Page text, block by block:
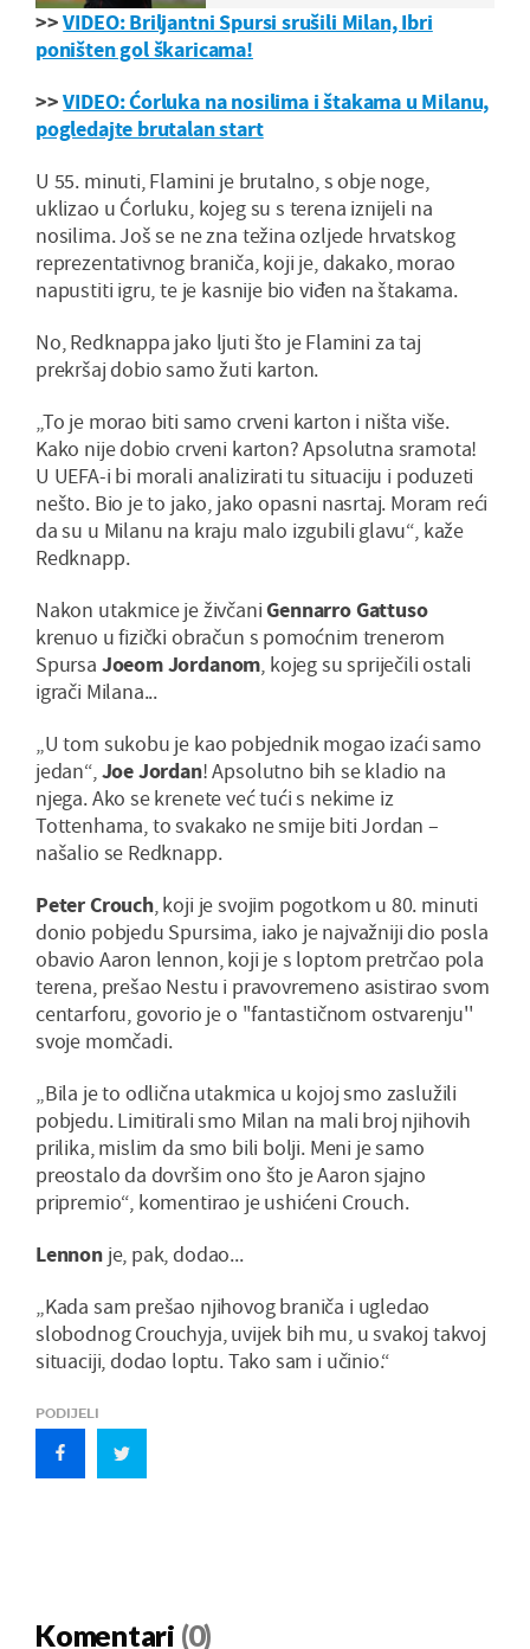
>>VIDEO: Briljantni Spursi srušili Milan, Ibri
poništen gol škaricama!
>>VIDEO: Ćorluka na nosilima i štakama u Milanu,
pogledajte brutalan start
U 55. minuti, Flamini je brutalno, s obje noge,
uklizao u Ćorluku, kojeg su s terena iznijeli na
nosilima. Još se ne zna težina ozljede hrvatskog
reprezentativnog braniča, koji je, dakako, morao
napustiti igru, te je kasnije bio viđen na štakama.
No, Redknappa jako ljuti što je Flamini za taj
prekršaj dobio samo žuti karton.
„To je morao biti samo crveni karton i ništa više.
Kako nije dobio crveni karton? Apsolutna sramota!
U UEFA-i bi morali analizirati tu situaciju i poduzeti
nešto. Bio je to jako, jako opasni nasrtaj. Moram reći
da su u Milanu na kraju malo izgubili glavu“, kaže
Redknapp.
Nakon utakmice je živčaniGennarro Gattuso
krenuo u fizički obračun s pomoćnim trenerom
Spursa Joeom Jordanom, kojeg su spriječili ostali
igrači Milana...
„U tom sukobu je kao pobjednik mogao izaći samo
jedan“,Joe Jordan! Apsolutno bih se kladio na
njega. Ako se krenete već tući s nekime iz
Tottenhama, to svakako ne smije biti Jordan –
našalio se Redknapp.
Peter Crouch, koji je svojim pogotkom u 80. minuti
donio pobjedu Spursima, iako je najvažniji dio posla
obavio Aaron lennon, koji je s loptom pretrčao pola
terena, prešao Nestu i pravovremeno asistirao svom
centarforu, govorio je o ''fantastičnom ostvarenju''
svoje momčadi.
„Bila je to odlična utakmica u kojoj smo zaslužili
pobjedu. Limitirali smo Milan na mali broj njihovih
prilika, mislim da smo bili bolji. Meni je samo
preostalo da dovršim ono što je Aaron sjajno
pripremio“, komentirao je ushićeni Crouch.
Lennonje, pak, dodao...
„Kada sam prešao njihovog braniča i ugledao
slobodnog Crouchyja, uvijek bih mu, u svakoj takvoj
situaciji, dodao loptu. Tako sam i učinio.“
PODIJELI
Komentari (0)